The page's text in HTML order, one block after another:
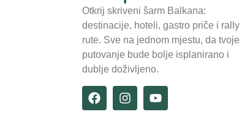
Otkrij skriveni šarm Balkana:
destinacije, hoteli, gastro priče i rally
rute. Sve na jednom mjestu, da tvoje
putovanje bude bolje isplanirano i
dublje doživljeno.